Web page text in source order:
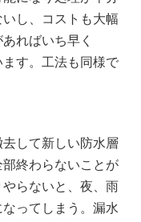
し、コストも大幅
ればいち早く
す。工法も同様で
して新しい防水層
終わらないことが
らないと、夜、雨
ってしまう。漏水